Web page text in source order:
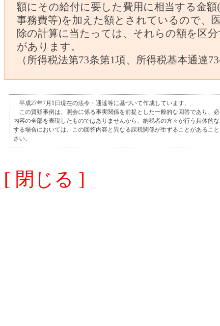
額にその給付に要した費用に相当する金額
事務費等)を加えた額とされているので、
除の計算に当たっては、それらの額を区
があります。
（所得税法第73条第1項、所得税基本通達
平成27年7月1日現在の法令・通達等に基づいて作成しています。
この質疑事例は、照会に係る事実関係を前提とした一般的な回答であり、
内容の全部を表現したものではありませんから、納税者の方々が行う具体的
する場合においては、この回答内容と異なる課税関係が生ずることがあるこ
さい。
[ 閉じる ]